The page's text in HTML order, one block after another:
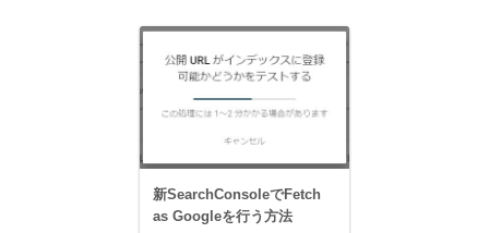
新SearchConsoleでFetch
as Googleを行う方法